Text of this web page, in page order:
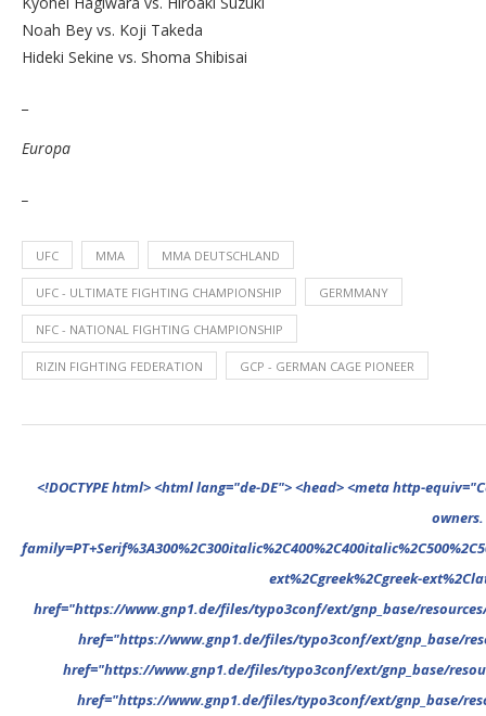
Noah Bey vs. Koji Takeda
Hideki Sekine vs. Shoma Shibisai
Europa
UFC MMA MMA DEUTSCHLAND
UFC - ULTIMATE FIGHTING CHAMPIONSHIP GERMMANY
NFC - NATIONAL FIGHTING CHAMPIONSHIP
RIZIN FIGHTING FEDERATION GCP - GERMAN CAGE PIONEER
<!DOCTYPE html> <html lang="de-DE"> <head> <meta http-equiv="Content-Type" content="text/html; charset=UTF-8"/> <meta name="google-site-verification" content="cVGVUvWocm1gvSHxvrjHxzeA4oYlTAvZPb6G_EJBd1U" /> <!-- This website is powered by TYPO3 - inspiring people to share! TYPO3 is a free open source Content Management Framework initially created by Kasper Skaarhoj and licensed under GNU/GPL. TYPO3 is copyright 1998-2022 of Kasper Skaarhoj. Extensions are copyright of their respective owners. Information and contribution at https://typo3.org/ --> <base href="."> <title>News</title> <meta name="generator" content="TYPO3 CMS"/> <meta name="viewport" content="width=device-width,minimum-scale=1"/> <meta name="revisit-after" content="1 days"/> <meta name="allow-search" content="yes"/> <link rel="stylesheet" type="text/css" href="//fonts.googleapis.com/